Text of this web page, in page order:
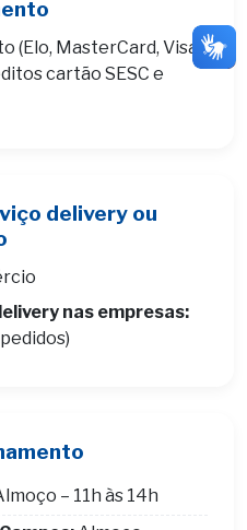
MasterCard, Visa,
cartão SESC e
delivery ou
nas empresas:
– 11h às 14h